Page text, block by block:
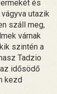
és
utazik
száll meg,
várnak
szintén a
Tadzio
idősödő
kezd